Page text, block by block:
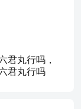
君丸行吗，
君丸行吗